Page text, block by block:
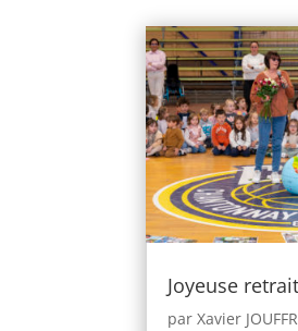
Joyeuse
parXavier